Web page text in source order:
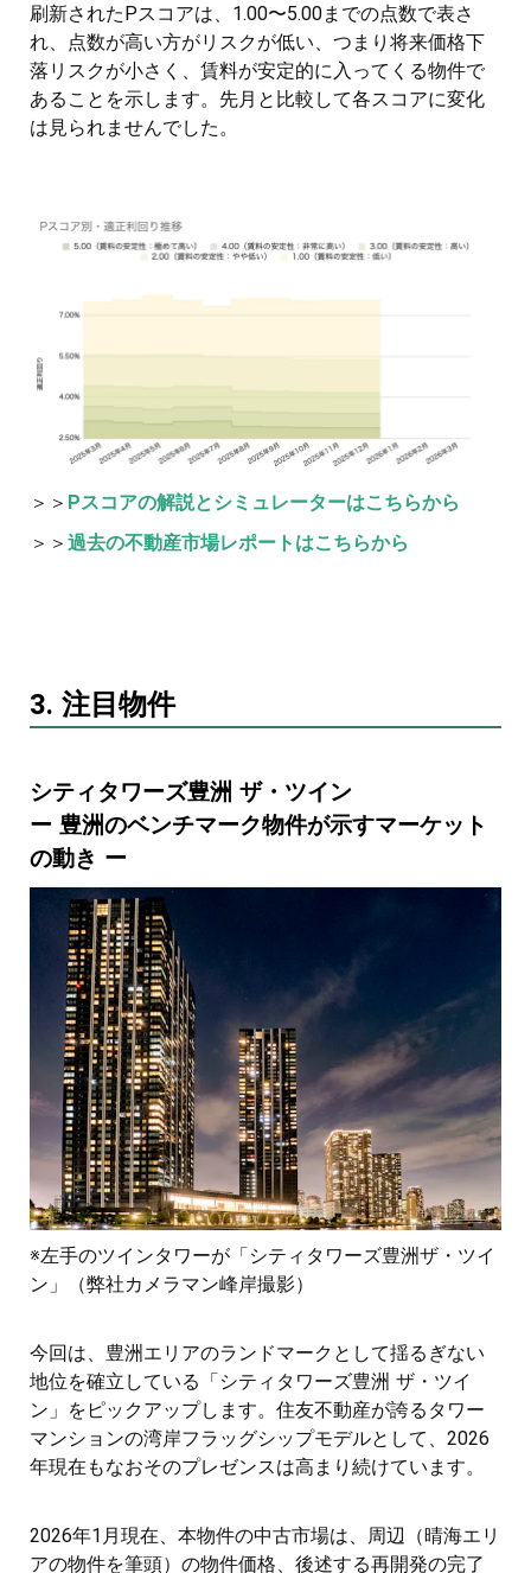
刷新されたPスコアは、1.00〜5.00までの点数で表さ
れ、点数が高い方がリスクが低い、つまり将来価格下
落リスクが小さく、賃料が安定的に入ってくる物件で
あることを示します。先月と比較して各スコアに変化
は見られませんでした。
＞＞ Pスコアの解説とシミュレーターはこちらから
＞＞ 過去の不動産市場レポートはこちらから
3. 注目物件
シティタワーズ豊洲 ザ・ツイン
ー 豊洲のベンチマーク物件が示すマーケット
の動き ー
※左手のツインタワーが「シティタワーズ豊洲ザ・ツイ
ン」（弊社カメラマン峰岸撮影）
今回は、豊洲エリアのランドマークとして揺るぎない
地位を確立している「シティタワーズ豊洲 ザ・ツイ
ン」をピックアップします。住友不動産が誇るタワー
マンションの湾岸フラッグシップモデルとして、2026
年現在もなおそのプレゼンスは高まり続けています。
2026年1月現在、本物件の中古市場は、周辺（晴海エリ
アの物件を筆頭）の物件価格、後述する再開発の完了